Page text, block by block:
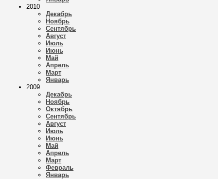
2010
Декабрь
Ноябрь
Сентябрь
Август
Июль
Июнь
Май
Апрель
Март
Январь
2009
Декабрь
Ноябрь
Октябрь
Сентябрь
Август
Июль
Июнь
Май
Апрель
Март
Февраль
Январь